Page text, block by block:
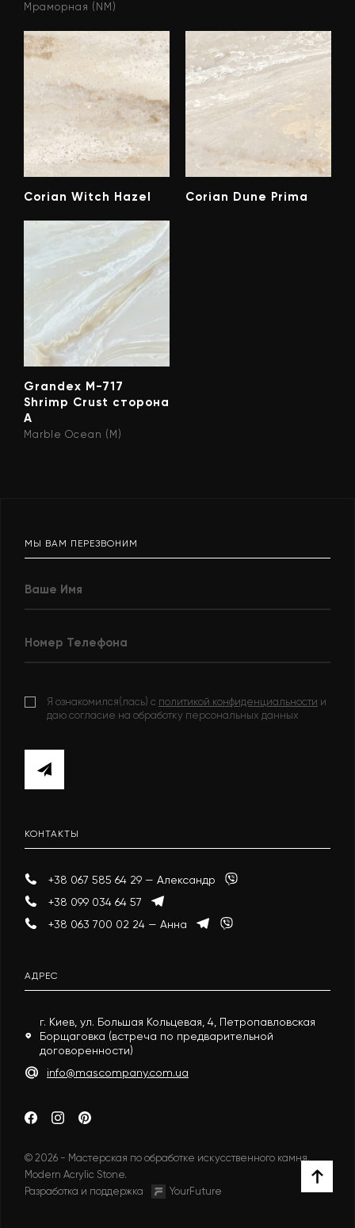
Мраморная (NM)
Corian Witch Hazel Corian Dune Prima
Grandex M-717
Shrimp Crust сторона
А
Marble Ocean (M)
МЫ ВАМ ПЕРЕЗВОНИМ
Я ознакомился(лась) с политикой конфиденциальности и
даю согласие на обработку персональных данных
КОНТАКТЫ
+38 067 585 64 29 — Александр
+38 099 034 64 57
+38 063 700 02 24 — Анна
АДРЕС
г. Киев, ул. Большая Кольцевая, 4, Петропавловская
Борщаговка (встреча по предварительной
договоренности)
info@mascompany.com.ua
© 2026 - Мастерская по обработке искусственного камня.
Modern Acrylic Stone.
Разработка и поддержка
YourFuture